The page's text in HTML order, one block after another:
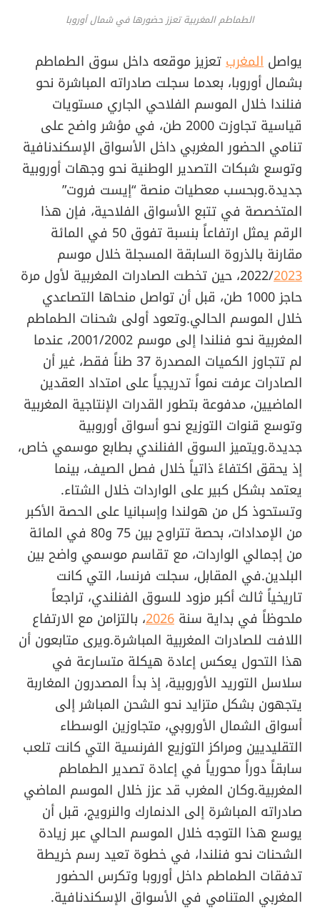
الطماطم المغربية تعزز حضورها في شمال أوروبا
يواصل المغربتعزيز موقعه داخل سوق الطماطم
بشمال أوروبا، بعدما سجلت صادراته المباشرة نحو
فنلندا خلال الموسم الفلاحي الجاري مستويات
قياسية تجاوزت 2000 طن، في مؤشر واضح على
تنامي الحضور المغربي داخل الأسواق الإسكندنافية
وتوسع شبكات التصدير الوطنية نحو وجهات أوروبية
جديدة.وبحسب معطيات منصة “إيست فروت”
المتخصصة في تتبع الأسواق الفلاحية، فإن هذا
الرقم يمثل ارتفاعاً بنسبة تفوق 50 في المائة
مقارنة بالذروة السابقة المسجلة خلال موسم
2022/2023
، حين تخطت الصادرات المغربية لأول مرة
حاجز 1000 طن، قبل أن تواصل منحاها التصاعدي
خلال الموسم الحالي.وتعود أولى شحنات الطماطم
المغربية نحو فنلندا إلى موسم 2001/2002، عندما
لم تتجاوز الكميات المصدرة 37 طناً فقط، غير أن
الصادرات عرفت نمواً تدريجياً على امتداد العقدين
الماضيين، مدفوعة بتطور القدرات الإنتاجية المغربية
وتوسع قنوات التوزيع نحو أسواق أوروبية
جديدة.ويتميز السوق الفنلندي بطابع موسمي خاص،
إذ يحقق اكتفاءً ذاتياً خلال فصل الصيف، بينما
يعتمد بشكل كبير على الواردات خلال الشتاء.
وتستحوذ كل من هولندا وإسبانيا على الحصة الأكبر
من الإمدادات، بحصة تتراوح بين 75 و80 في المائة
من إجمالي الواردات، مع تقاسم موسمي واضح بين
البلدين.في المقابل، سجلت فرنسا، التي كانت
تاريخياً ثالث أكبر مزود للسوق الفنلندي، تراجعاً
ملحوظاً في بداية سنة 2026، بالتزامن مع الارتفاع
اللافت للصادرات المغربية المباشرة.ويرى متابعون أن
هذا التحول يعكس إعادة هيكلة متسارعة في
سلاسل التوريد الأوروبية، إذ بدأ المصدرون المغاربة
يتجهون بشكل متزايد نحو الشحن المباشر إلى
أسواق الشمال الأوروبي، متجاوزين الوسطاء
التقليديين ومراكز التوزيع الفرنسية التي كانت تلعب
سابقاً دوراً محورياً في إعادة تصدير الطماطم
المغربية.وكان المغرب قد عزز خلال الموسم الماضي
صادراته المباشرة إلى الدنمارك والنرويج، قبل أن
يوسع هذا التوجه خلال الموسم الحالي عبر زيادة
الشحنات نحو فنلندا، في خطوة تعيد رسم خريطة
تدفقات الطماطم داخل أوروبا وتكرس الحضور
المغربي المتنامي في الأسواق الإسكندنافية.